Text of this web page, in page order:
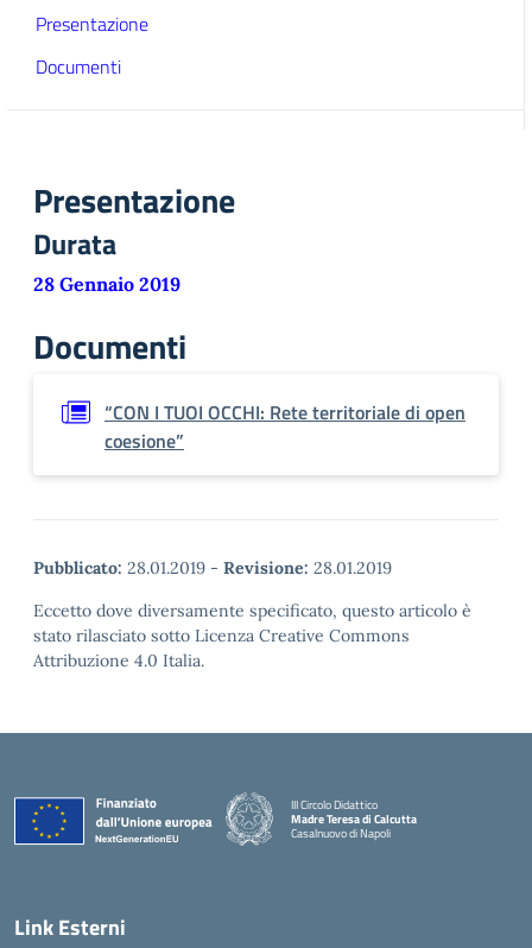
Presentazione
Documenti
Presentazione
Durata
28 Gennaio 2019
Documenti
“CON I TUOI OCCHI: Rete territoriale di open
coesione”
Pubblicato: 28.01.2019 - Revisione: 28.01.2019
Eccetto dove diversamente specificato, questo articolo è
stato rilasciato sotto Licenza Creative Commons
Attribuzione 4.0 Italia.
III Circolo Didattico
Madre Teresa di Calcutta
Casalnuovo di Napoli
— Visita la pagina iniziale della scuola
Link Esterni